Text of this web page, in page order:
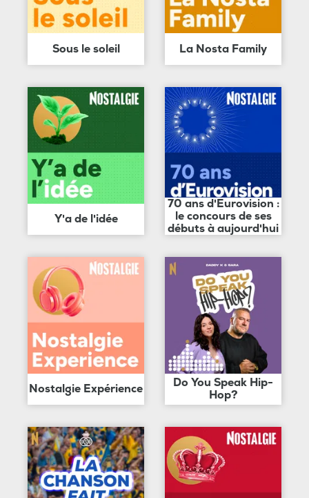
Sous le soleil La Nosta Family
Y'a de l'idée
70 ans d'Eurovision :
le concours de ses
débuts à aujourd'hui
Nostalgie Expérience
Do You Speak Hip-
Hop?